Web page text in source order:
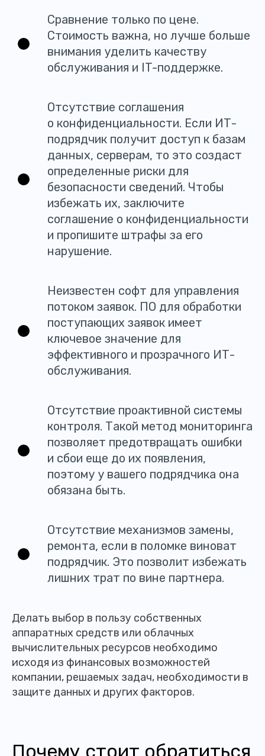
Сравнение только по цене.
Стоимость важна, но лучше больше
внимания уделить качеству
обслуживания и IT-поддержке.
Отсутствие соглашения
о конфиденциальности. Если ИТ-
подрядчик получит доступ к базам
данных, серверам, то это создаст
определенные риски для
безопасности сведений. Чтобы
избежать их, заключите
соглашение о конфиденциальности
и пропишите штрафы за его
нарушение.
Неизвестен софт для управления
потоком заявок. ПО для обработки
поступающих заявок имеет
ключевое значение для
эффективного и прозрачного ИТ-
обслуживания.
Отсутствие проактивной системы
контроля. Такой метод мониторинга
позволяет предотвращать ошибки
и сбои еще до их появления,
поэтому у вашего подрядчика она
обязана быть.
Отсутствие механизмов замены,
ремонта, если в поломке виноват
подрядчик. Это позволит избежать
лишних трат по вине партнера.
Делать выбор в пользу собственных
аппаратных средств или облачных
вычислительных ресурсов необходимо
исходя из финансовых возможностей
компании, решаемых задач, необходимости в
защите данных и других факторов.
Почему стоит обратиться